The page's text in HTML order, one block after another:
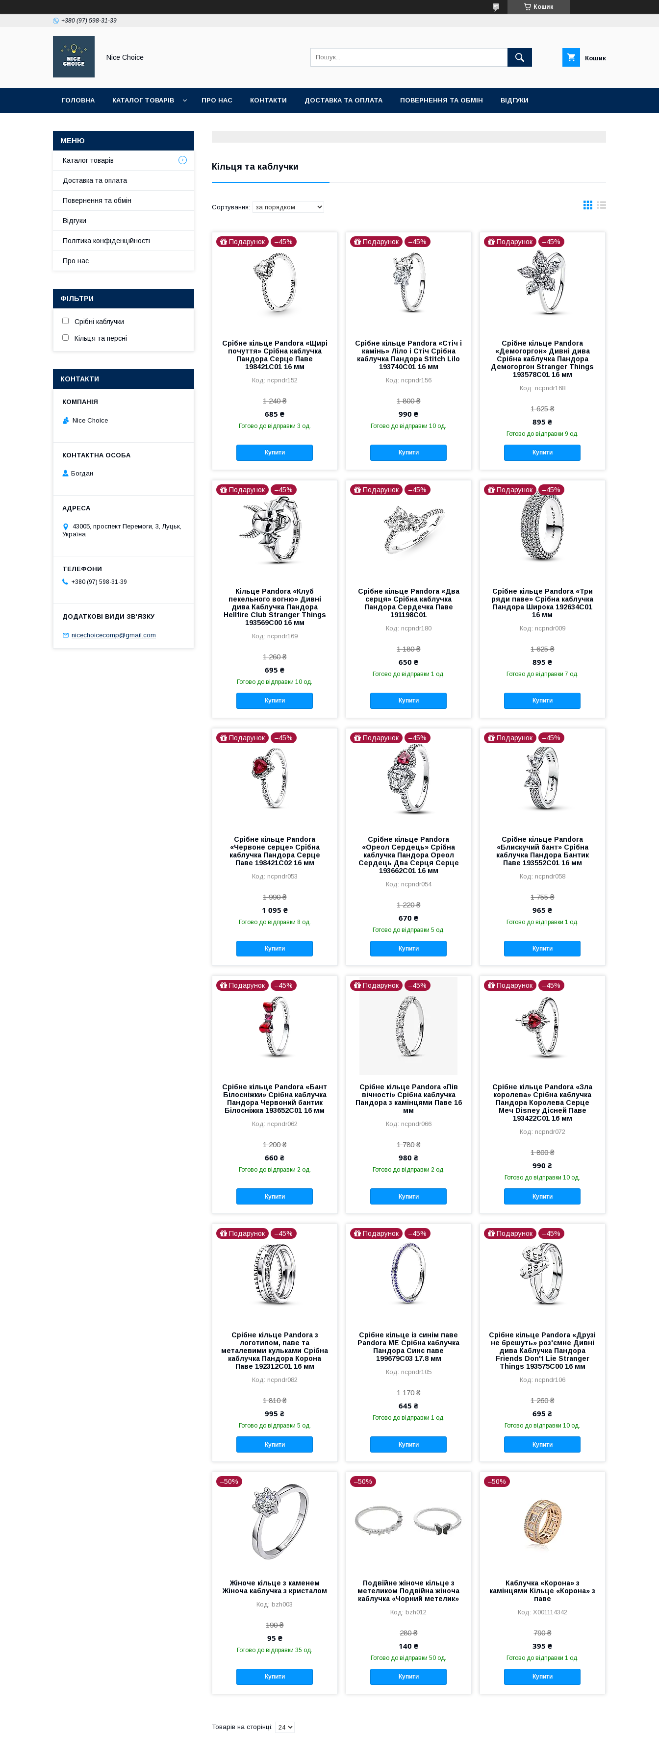
Кошик
+380 (97) 598-31-39
Nice Choice Кошик
ГОЛОВНА КАТАЛОГ ТОВАРІВ ПРО НАС КОНТАКТИ ДОСТАВКА ТА ОПЛАТА ПОВЕРНЕННЯ ТА ОБМІН ВІДГУКИ
Кільця та каблучки
Подарунок –45%
Срібне кільце Pandora «Щирі
почуття» Срібна каблучка
Пандора Серце Паве
198421C01 16 мм
ncpndr152
1 240 ₴
685 ₴
Готово до відправки 3 од.
Купити
Подарунок –45%
Срібне кільце Pandora «Стіч і
камінь» Ліло і Стіч Срібна
каблучка Пандора Stitch Lilo
193740C01 16 мм
ncpndr156
1 800 ₴
990 ₴
Готово до відправки 10 од.
Купити
Подарунок –45%
Срібне кільце Pandora
«Демогоргон» Дивні дива
Срібна каблучка Пандора
Демогоргон Stranger Things
193578C01 16 мм
ncpndr168
1 625 ₴
895 ₴
Готово до відправки 9 од.
Купити
Подарунок –45%
Кільце Pandora «Клуб
пекельного вогню» Дивні
дива Каблучка Пандора
Hellfire Club Stranger Things
193569C00 16 мм
ncpndr169
1 260 ₴
695 ₴
Готово до відправки 10 од.
Купити
Подарунок –45%
Срібне кільце Pandora «Два
серця» Срібна каблучка
Пандора Сердечка Паве
191198C01
ncpndr180
1 180 ₴
650 ₴
Готово до відправки 1 од.
Купити
Подарунок –45%
Срібне кільце Pandora «Три
ряди паве» Срібна каблучка
Пандора Широка 192634C01
16 мм
ncpndr009
1 625 ₴
895 ₴
Готово до відправки 7 од.
Купити
Подарунок –45%
Срібне кільце Pandora
«Червоне серце» Срібна
каблучка Пандора Серце
Паве 198421C02 16 мм
ncpndr053
1 990 ₴
1 095 ₴
Готово до відправки 8 од.
Купити
Подарунок –45%
Срібне кільце Pandora
«Ореол Сердець» Срібна
каблучка Пандора Ореол
Сердець Два Серця Серце
193662C01 16 мм
ncpndr054
1 220 ₴
670 ₴
Готово до відправки 5 од.
Купити
Подарунок –45%
Срібне кільце Pandora
«Блискучий бант» Срібна
каблучка Пандора Бантик
Паве 193552C01 16 мм
ncpndr058
1 755 ₴
965 ₴
Готово до відправки 1 од.
Купити
Подарунок –45%
Срібне кільце Pandora «Бант
Білосніжки» Срібна каблучка
Пандора Червоний бантик
Білосніжка 193652C01 16 мм
ncpndr062
1 200 ₴
660 ₴
Готово до відправки 2 од.
Купити
Подарунок –45%
Срібне кільце Pandora «Пів
вічності» Срібна каблучка
Пандора з камінцями Паве 16
мм
ncpndr066
1 780 ₴
980 ₴
Готово до відправки 2 од.
Купити
Подарунок –45%
Срібне кільце Pandora «Зла
королева» Срібна каблучка
Пандора Королева Серце
Меч Disney Дісней Паве
193422C01 16 мм
ncpndr072
1 800 ₴
990 ₴
Готово до відправки 10 од.
Купити
Подарунок –45%
Срібне кільце Pandora з
логотипом, паве та
металевими кульками Срібна
каблучка Пандора Корона
Паве 192312C01 16 мм
ncpndr082
1 810 ₴
995 ₴
Готово до відправки 5 од.
Купити
Подарунок –45%
Срібне кільце із синім паве
Pandora ME Срібна каблучка
Пандора Синє паве
199679C03 17.8 мм
ncpndr105
1 170 ₴
645 ₴
Готово до відправки 1 од.
Купити
Подарунок –45%
Срібне кільце Pandora «Друзі
не брешуть» роз'ємне Дивні
дива Каблучка Пандора
Friends Don't Lie Stranger
Things 193575C00 16 мм
ncpndr106
1 260 ₴
695 ₴
Готово до відправки 10 од.
Купити
–50%
Жіноче кільце з каменем
Жіноча каблучка з кристалом
bzh003
190 ₴
95 ₴
Готово до відправки 35 од.
Купити
–50%
Подвійне жіноче кільце з
метеликом Подвійна жіноча
каблучка «Чорний метелик»
bzh012
280 ₴
140 ₴
Готово до відправки 50 од.
Купити
–50%
Каблучка «Корона» з
камінцями Кільце «Корона» з
паве
X001114342
790 ₴
395 ₴
Готово до відправки 1 од.
Купити
Каталог товарів
Доставка та оплата
Повернення та обмін
Відгуки
Політика конфіденційності
Про нас
ФІЛЬТРИ
Срібні каблучки
Кільця та ​​персні
КОНТАКТИ
Nice Choice
Богдан
43005, проспект Перемоги, 3, Луцьк,
Україна
+380 (97) 598-31-39
nicechoicecomp@gmail.com